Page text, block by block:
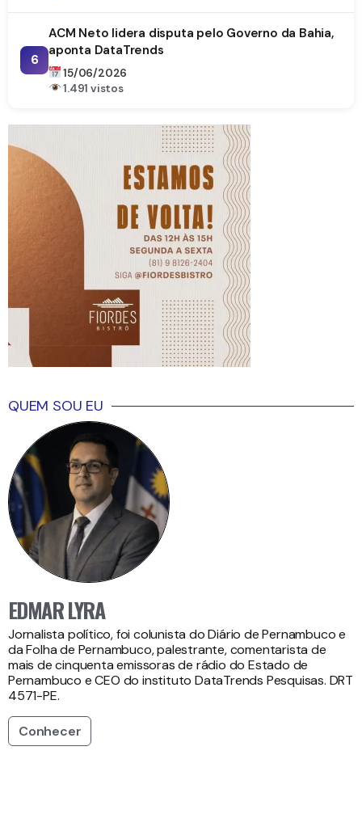
6
ACM Neto lidera disputa pelo Governo da Bahia,
aponta DataTrends
15/06/2026
1.491 vistos
QUEM SOU EU
EDMAR LYRA
Jornalista político, foi colunista do Diário de Pernambuco e
da Folha de Pernambuco, palestrante, comentarista de
mais de cinquenta emissoras de rádio do Estado de
Pernambuco e CEO do instituto DataTrends Pesquisas. DRT
4571-PE.
Conhecer